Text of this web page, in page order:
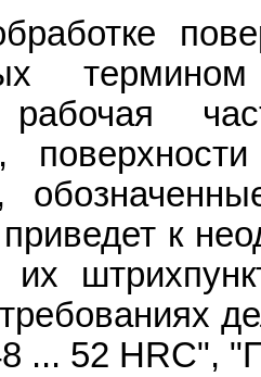
рабочая
к
их
... 52 HRC",